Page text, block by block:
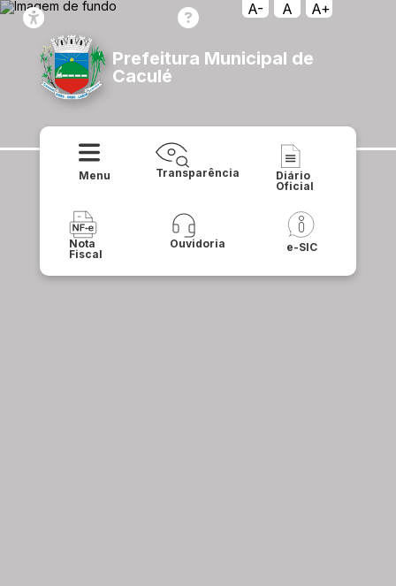
A- A A+
Prefeitura Municipal de
Caculé
Menu Transparência
Diário
Oficial
Nota
Fiscal
Ouvidoria e-SIC